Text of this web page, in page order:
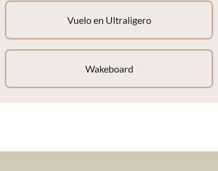
Vuelo en Ultraligero
Wakeboard